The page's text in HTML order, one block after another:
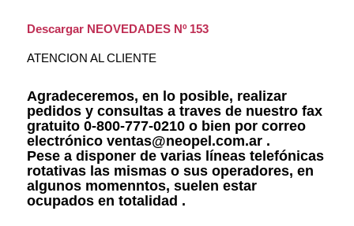
Descargar NEOVEDADES Nº 153
ATENCION AL CLIENTE
Agradeceremos, en lo posible, realizar
pedidos y consultas a traves de nuestro fax
gratuito 0-800-777-0210 o bien por correo
electrónico ventas@neopel.com.ar .
Pese a disponer de varias líneas telefónicas
rotativas las mismas o sus operadores, en
algunos momenntos, suelen estar
ocupados en totalidad .